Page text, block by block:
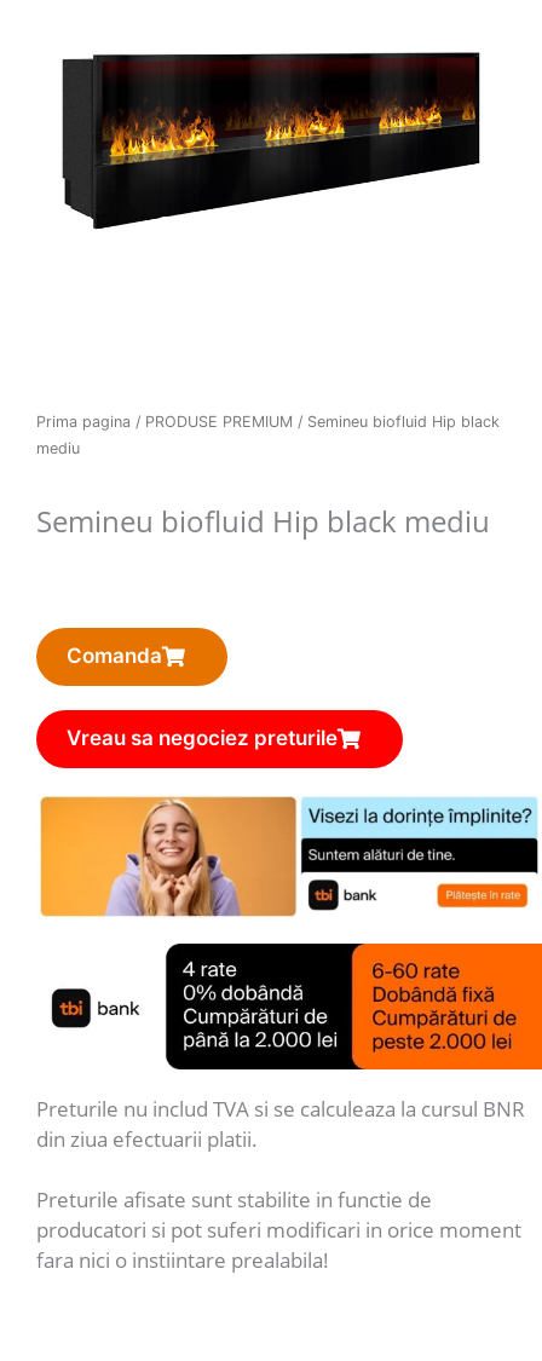
Prima pagina / PRODUSE PREMIUM / Semineu biofluid Hip black
mediu
Semineu biofluid Hip black mediu
Comanda
Vreau sa negociez preturile
Preturile nu includ TVA si se calculeaza la cursul BNR
din ziua efectuarii platii.
Preturile afisate sunt stabilite in functie de
producatori si pot suferi modificari in orice moment
fara nici o instiintare prealabila!